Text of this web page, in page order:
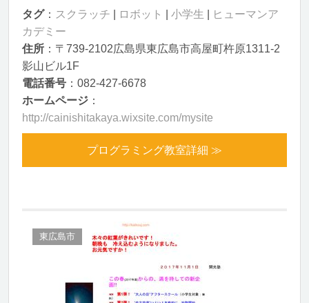
タグ： スクラッチ ロボット 小学生
ヒューマンア
カデミー
住所 ：〒739-2102広島県東広島市高屋町杵原1311-2
影山ビル1F
電話番号 ：082-427-6678
ホームページ ：
http://cainishitakaya.wixsite.com/mysite
プログラミング教室詳細 ≫
東広島市